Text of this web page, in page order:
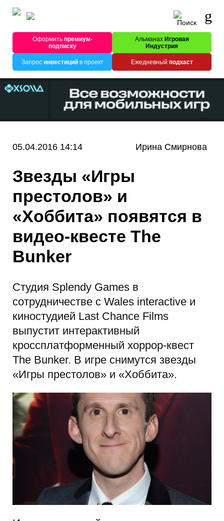
Оформитьпремиум-
подписку
Альманах Игровая
Индустрия
Запрос инвестицийв проект Ежедневный подкаст
05.04.2016 14:14 Ирина Смирнова
Звезды «Игры
престолов» и
«Хоббита» появятся в
видео-квесте The
Bunker
Студия Splendy Games в
сотрудничестве с Wales interactive и
киностудией Last Chance Films
выпустит интерактивный
кроссплатформенный хоррор-квест
The Bunker. В игре снимутся звезды
«Игры престолов» и «Хоббита».